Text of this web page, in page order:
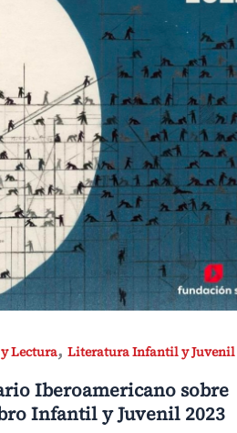
Lectura, Literatura Infantil y Juvenil
Iberoamericano sobre
Infantil y Juvenil 2023